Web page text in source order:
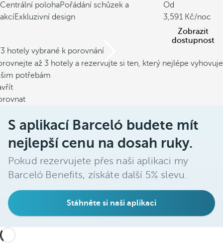
Centrální polohaPořádání schůzek a
akcíExkluzivní design
Od
3,591
/noc
Zobrazit
dostupnost
hotely vybrané k porovnání
až 3 hotely a rezervujte si ten, který nejlépe vyhovuje
potřebám
S aplikací Barceló budete mít
nejlepší cenu na dosah ruky.
Pokud rezervujete přes naši aplikaci my
Barceló Benefits, získáte další 5% slevu.
Stáhněte si naši aplikaci